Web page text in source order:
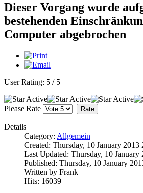
Dieser Vorgang wurde
bestehenden
Computer abgebrochen
User Rating: 5 / 5
Please Rate
Details
Category: Allgemein
Created: Thursday, 10 January 2013
Last Updated: Thursday, 10 January
Published: Thursday, 10 January
Written by Frank
Hits: 16039